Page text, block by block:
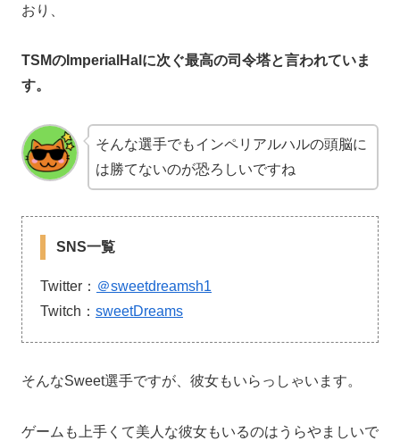
おり、
TSMのImperialHalに次ぐ最高の司令塔と言われていま
す。
そんな選手でもインペリアルハルの頭脳に
は勝てないのが恐ろしいですね
SNS一覧
Twitter： ＠sweetdreamsh1
Twitch： sweetDreams
そんなSweet選手ですが、彼女もいらっしゃいます。
ゲームも上手くて美人な彼女もいるのはうらやましいで